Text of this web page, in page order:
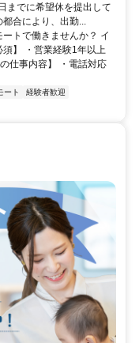
までに希望休を提出して
合により、出勤...
ートで働きませんか？ イ
】 ・営業経験1年以上
仕事内容】 ・電話対応
ート
経験者歓迎